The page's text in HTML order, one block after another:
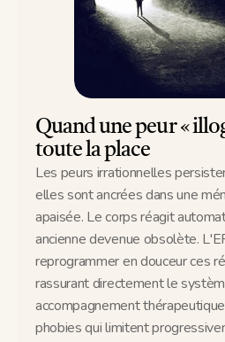
Quand une peur «
toute la place
Les peurs irrationnelles
elles sont ancrées dans une
apaisée. Le corps réagit
ancienne devenue obsolète.
reprogrammer en douceur ces
rassurant directement le
accompagnement
phobies qui limitent